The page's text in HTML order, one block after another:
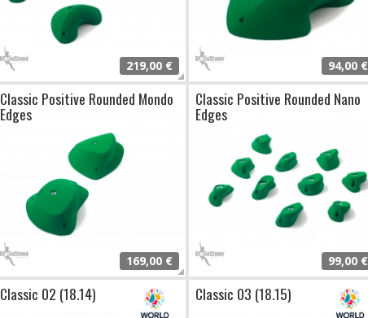
219,00 € 94,00 €
Classic Positive Rounded Mondo
Edges
169,00 €
Classic Positive Rounded Nano
Edges
99,00 €
Classic 02 (18.14) Classic 03 (18.15)